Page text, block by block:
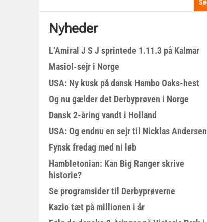
Nyheder
L’Amiral J S J sprintede 1.11.3 på Kalmar
Masiol-sejr i Norge
USA: Ny kusk på dansk Hambo Oaks-hest
Og nu gælder det Derbyprøven i Norge
Dansk 2-åring vandt i Holland
USA: Og endnu en sejr til Nicklas Andersen
Fynsk fredag med ni løb
Hambletonian: Kan Big Ranger skrive
historie?
Se programsider til Derbyprøverne
Kazio tæt på millionen i år